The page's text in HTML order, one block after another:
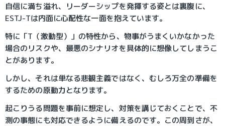
自信に満ち溢れ、リーダーシップを発揮する姿とは裏腹に、
ESTJ-Tは内面に心配性な一面を抱えています。
特に「T（激動型）」の特性から、物事がうまくいかなかった
場合のリスクや、最悪のシナリオを具体的に想像してしまうこ
とがあります。
しかし、それは単なる悲観主義ではなく、むしろ万全の準備を
するための原動力となります。
起こりうる問題を事前に想定し、対策を講じておくことで、不
測の事態にも対応できるように備えるのです。この周到さが、